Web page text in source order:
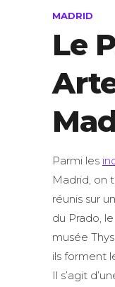
MADRID
Le
Parmi les
Madrid, on
réunis sur
du Prado,
musée
ils forment
Il s’agit